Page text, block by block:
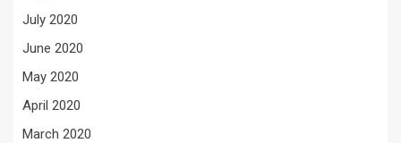
July 2020
June 2020
May 2020
April 2020
March 2020